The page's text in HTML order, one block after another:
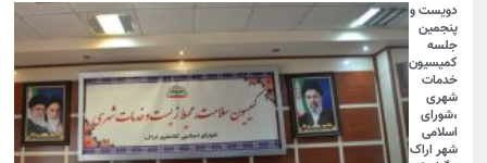
دویست و
پنجمین
جلسه
کمیسیون
خدمات
شهری
،شورای
اسلامی
شهر اراک